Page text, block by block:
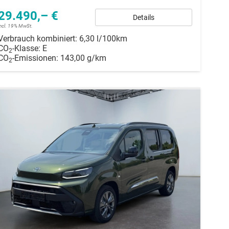
€
19% MwSt.
Details
kombiniert: 6,30 l/100km
2-Klasse: E
2-Emissionen: 143,00 g/km